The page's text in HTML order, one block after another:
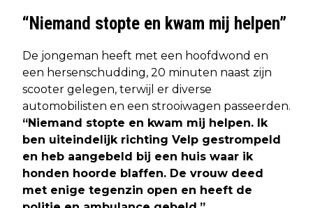
“Niemand stopte en kwam mij helpen”
De jongeman heeft met een hoofdwond en
een hersenschudding, 20 minuten naast zijn
scooter gelegen, terwijl er diverse
automobilisten en een strooiwagen passeerden.
“Niemand stopte en kwam mij helpen. Ik
ben uiteindelijk richting Velp gestrompeld
en heb aangebeld bij een huis waar ik
honden hoorde blaffen. De vrouw deed
met enige tegenzin open en heeft de